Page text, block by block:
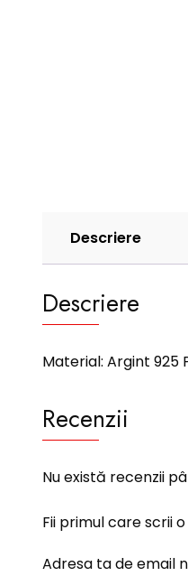
Descriere
Descriere
Material: Argint 925
Recenzii
Nu există recenzii
Fii primul care scrii
Adresa ta de email